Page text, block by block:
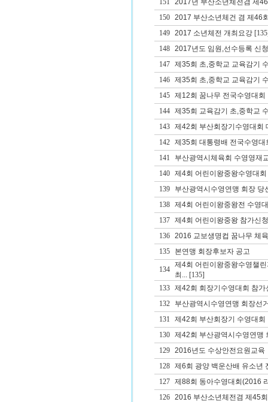
151
2017년 부산소년체전겸 제
150
2017 부산소년체건 겸 제46
149
2017 소년체전 개최요강
148
2017년도 임원,선수등록 신
147
제35회 초,중학교 교육감기
146
제35회 초,중학교 교육감기
145
제12회 꿈나무 전국수영대회
144
제35회 교육감기 초,중학교
143
제42회 부산회장기수영대회
142
제35회 대통령배 전국수영대
141
부산광역시체육회 수영영재
140
제4회 어린이왕중왕수영대
139
부산광역시수영연맹 회장 당
138
제4회 어린이왕중왕전 수영
137
제4회 어린이왕중왕 참가신
136
2016 교보생명컵 꿈나무 체
135
본연맹 회장후보자 공고
134
제4회 어린이왕중왕수영챌
최...[135]
133
제42회 회장기수영대회 참가
132
부산광역시수영연맹 회장선
131
제42회 부산회장기 수영대회
130
제42회 부산광역시수영연맹
129
2016년도 수상안전요원교육
128
제6회 광양 백운산배 유소년
127
제88회 동아수영대회(2016
126
2016 부산소년체전겸 제45